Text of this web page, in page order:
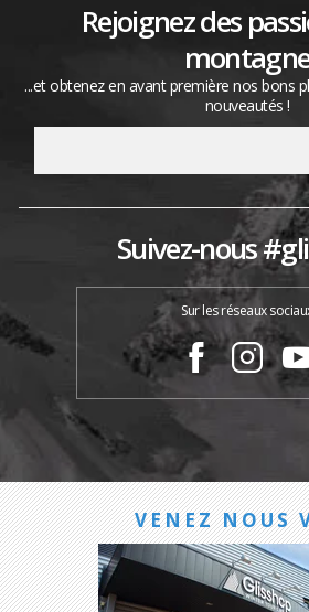
Rejoignez des
...et obtenez en avant première nos bons
nouveautés !
Suivez-nous
Sur les réseaux
VENEZ NOUS